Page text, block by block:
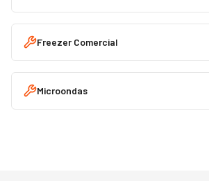
Freezer Comercial
Microondas